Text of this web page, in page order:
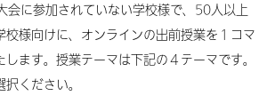
に参加されていない学校様で、50人以上
校様向けに、オンラインの出前授業を１コマ
ます。授業テーマは下記の４テーマです。
ください。